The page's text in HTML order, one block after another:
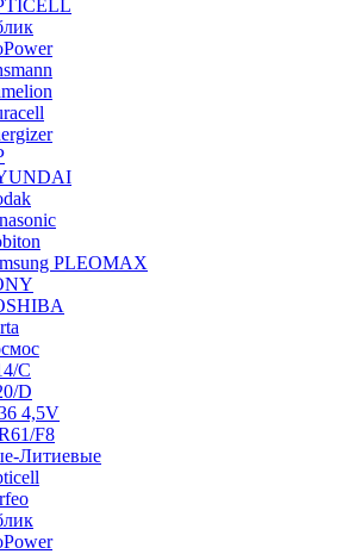
PLEOMAX
C
D
4,5V
F8
Литиевые